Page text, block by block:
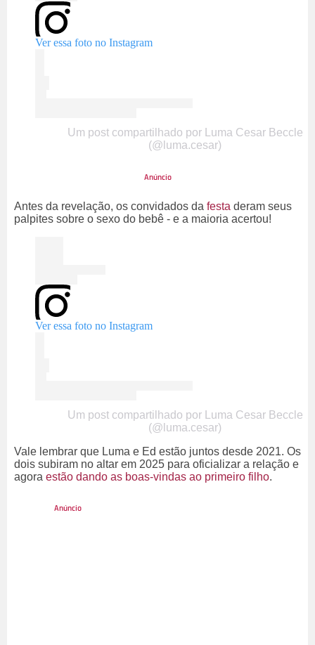
Ver essa foto no Instagram
Um post compartilhado por Luma Cesar Beccle
(@luma.cesar)
Antes da revelação, os convidados da festa deram seus
palpites sobre o sexo do bebê - e a maioria acertou!
Ver essa foto no Instagram
Um post compartilhado por Luma Cesar Beccle
(@luma.cesar)
Vale lembrar que Luma e Ed estão juntos desde 2021. Os
dois subiram no altar em 2025 para oficializar a relação e
agora estão dando as boas-vindas ao primeiro filho.